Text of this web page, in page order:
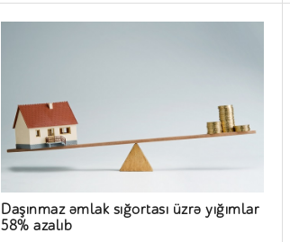
Daşınmaz əmlak sığortası üzrə yığımlar
58% azalıb